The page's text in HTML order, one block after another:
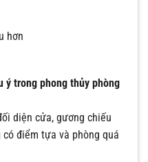
hơn
ý trong phong thủy phòng
diện cửa, gương chiếu
điểm tựa và phòng quá